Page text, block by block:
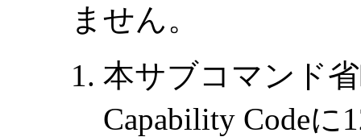
ません。
本サブコマンド
Capability Code